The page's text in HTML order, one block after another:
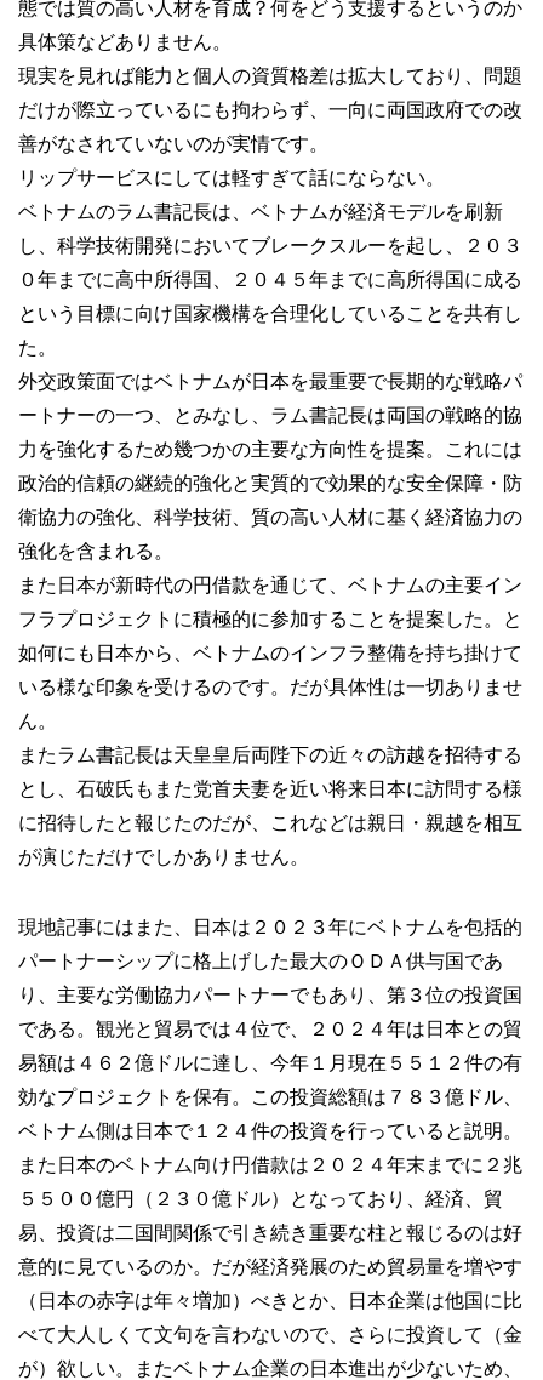
態では質の高い人材を育成？何をどう支援するというのか
具体策などありません。
現実を見れば能力と個人の資質格差は拡大しており、問題
だけが際立っているにも拘わらず、一向に両国政府での改
善がなされていないのが実情です。
リップサービスにしては軽すぎて話にならない。
ベトナムのラム書記長は、ベトナムが経済モデルを刷新
し、科学技術開発においてブレークスルーを起し、２０３
０年までに高中所得国、２０４５年までに高所得国に成る
という目標に向け国家機構を合理化していることを共有し
た。
外交政策面ではベトナムが日本を最重要で長期的な戦略パ
ートナーの一つ、とみなし、ラム書記長は両国の戦略的協
力を強化するため幾つかの主要な方向性を提案。これには
政治的信頼の継続的強化と実質的で効果的な安全保障・防
衛協力の強化、科学技術、質の高い人材に基く経済協力の
強化を含まれる。
また日本が新時代の円借款を通じて、ベトナムの主要イン
フラプロジェクトに積極的に参加することを提案した。と
如何にも日本から、ベトナムのインフラ整備を持ち掛けて
いる様な印象を受けるのです。だが具体性は一切ありませ
ん。
またラム書記長は天皇皇后両陛下の近々の訪越を招待する
とし、石破氏もまた党首夫妻を近い将来日本に訪問する様
に招待したと報じたのだが、これなどは親日・親越を相互
が演じただけでしかありません。
現地記事にはまた、日本は２０２３年にベトナムを包括的
パートナーシップに格上げした最大のＯＤＡ供与国であ
り、主要な労働協力パートナーでもあり、第３位の投資国
である。観光と貿易では４位で、２０２４年は日本との貿
易額は４６２億ドルに達し、今年１月現在５５１２件の有
効なプロジェクトを保有。この投資総額は７８３億ドル、
ベトナム側は日本で１２４件の投資を行っていると説明。
また日本のベトナム向け円借款は２０２４年末までに２兆
５５００億円（２３０億ドル）となっており、経済、貿
易、投資は二国間関係で引き続き重要な柱と報じるのは好
意的に見ているのか。だが経済発展のため貿易量を増やす
（日本の赤字は年々増加）べきとか、日本企業は他国に比
べて大人しくて文句を言わないので、さらに投資して（金
が）欲しい。またベトナム企業の日本進出が少ないため、